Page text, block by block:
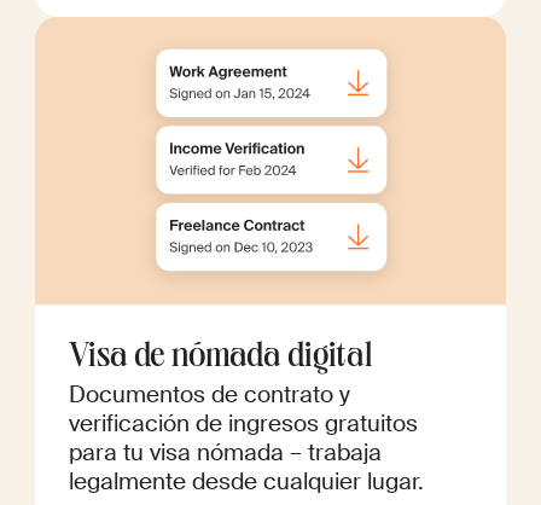
Visa de nómada digital
Documentos de contrato y
verificación de ingresos gratuitos
para tu visa nómada – trabaja
legalmente desde cualquier lugar.